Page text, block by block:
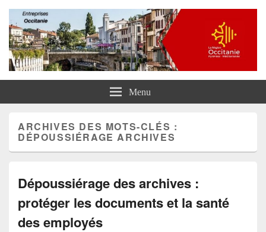
Entreprises Occitanie
Menu
ARCHIVES DES MOTS-CLÉS :
DÉPOUSSIÉRAGE ARCHIVES
Dépoussiérage des archives :
protéger les documents et la santé
des employés